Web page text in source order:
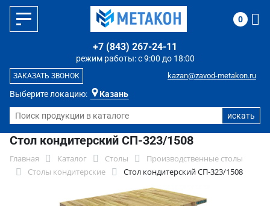
Выберите локацию: Казань
режим работы: с 9:00 до 18:00
+7 (843) 267-24-11
kazan@zavod-metakon.ru
ЗАКАЗАТЬ ЗВОНОК
0
Стол кондитерский СП-323/1508
Главная Каталог Столы
Производственные столы
Столы кондитерские
Стол кондитерский СП-323/1508